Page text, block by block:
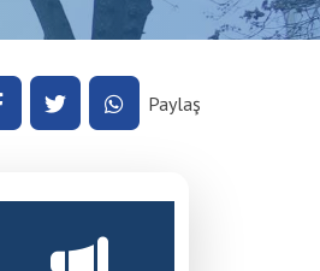
Paylaş